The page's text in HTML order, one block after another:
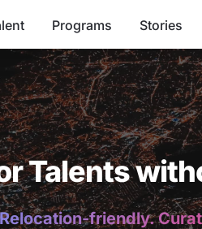
Programs Stories
Talents
friendly.